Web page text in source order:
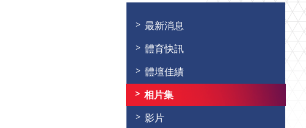
最新消息
體育快訊
體壇佳績
相片集
影片